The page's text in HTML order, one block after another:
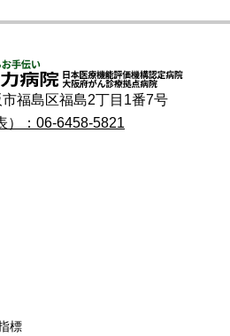
福島区福島2丁目1番7号
）：06-6458-5821
標